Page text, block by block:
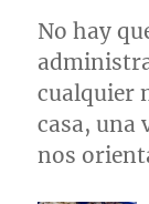
No hay
cualquier
casa, una
nos